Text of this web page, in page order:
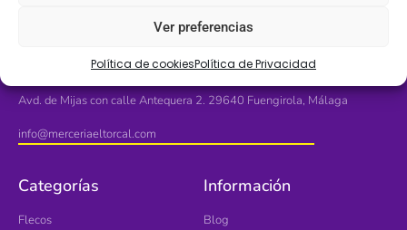
Ver preferencias
Política de cookiesPolítica de Privacidad
Avd. de Mijas con calle Antequera 2. 29640 Fuengirola, Málaga
info@merceriaeltorcal.com
Categorías
Flecos
Información
Blog